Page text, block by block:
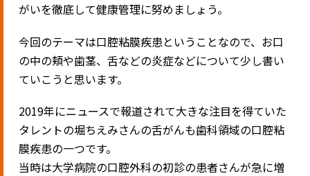
がいを徹底して健康管理に努めましょう。
今回のテーマは口腔粘膜疾患ということなので、お口
の中の頬や歯茎、舌などの炎症などについて少し書い
ていこうと思います。
2019年にニュースで報道されて大きな注目を得ていた
タレントの堀ちえみさんの舌がんも歯科領域の口腔粘
膜疾患の一つです。
当時は大学病院の口腔外科の初診の患者さんが急に増